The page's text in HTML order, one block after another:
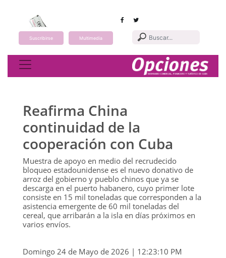
Suscribirse Multimedia
Toggle navigation
Reafirma China
continuidad de la
cooperación con Cuba
Muestra de apoyo en medio del recrudecido
bloqueo estadounidense es el nuevo donativo de
arroz del gobierno y pueblo chinos que ya se
descarga en el puerto habanero, cuyo primer lote
consiste en 15 mil toneladas que corresponden a la
asistencia emergente de 60 mil toneladas del
cereal, que arribarán a la isla en días próximos en
varios envíos.
Domingo 24 de Mayo de 2026 | 12:23:10 PM